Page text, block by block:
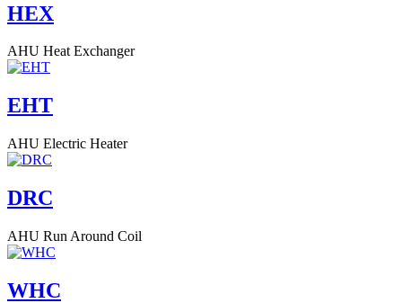
HEX
AHU Heat Exchanger
EHT
AHU Electric Heater
DRC
AHU Run Around Coil
WHC